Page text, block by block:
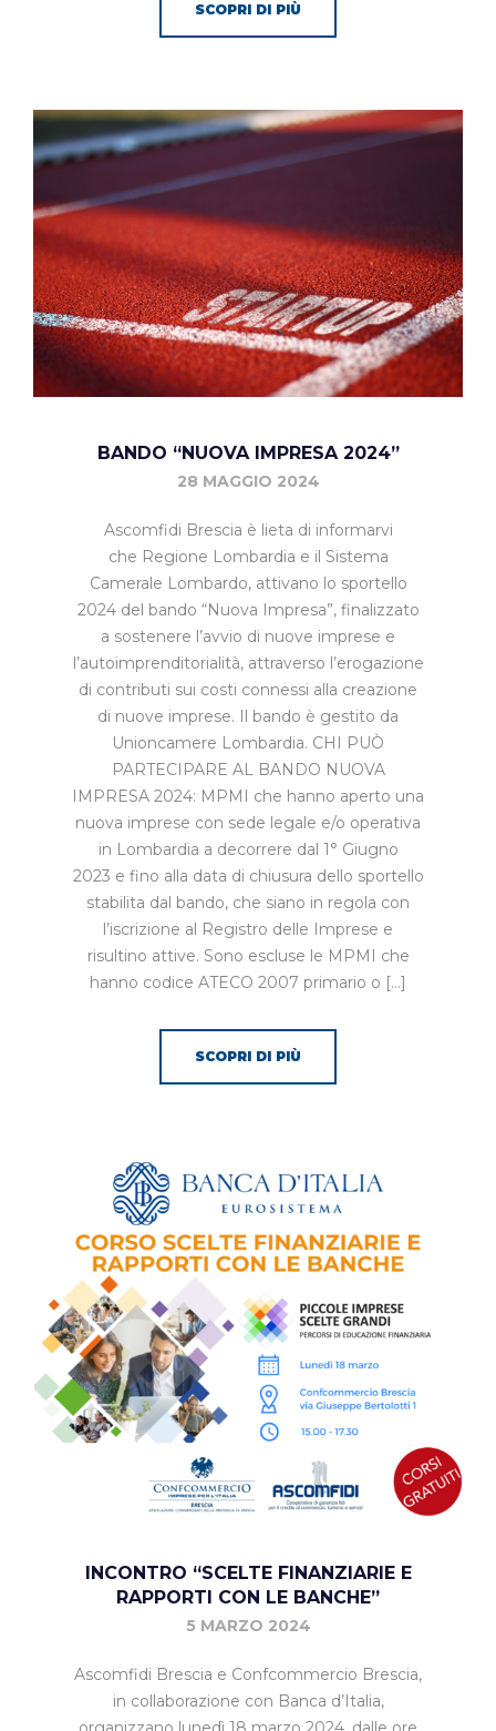
SCOPRI DI PIÙ
BANDO “NUOVA IMPRESA 2024”
28 MAGGIO 2024
Ascomfidi Brescia è lieta di informarvi
che Regione Lombardia e il Sistema
Camerale Lombardo, attivano lo sportello
2024 del bando “Nuova Impresa”, finalizzato
a sostenere l’avvio di nuove imprese e
l’autoimprenditorialità, attraverso l’erogazione
di contributi sui costi connessi alla creazione
di nuove imprese. Il bando è gestito da
Unioncamere Lombardia. CHI PUÒ
PARTECIPARE AL BANDO NUOVA
IMPRESA 2024: MPMI che hanno aperto una
nuova imprese con sede legale e/o operativa
in Lombardia a decorrere dal 1° Giugno
2023 e fino alla data di chiusura dello sportello
stabilita dal bando, che siano in regola con
l’iscrizione al Registro delle Imprese e
risultino attive. Sono escluse le MPMI che
hanno codice ATECO 2007 primario o […]
SCOPRI DI PIÙ
INCONTRO “SCELTE FINANZIARIE E
RAPPORTI CON LE BANCHE”
5 MARZO 2024
Ascomfidi Brescia e Confcommercio Brescia,
in collaborazione con Banca d’Italia,